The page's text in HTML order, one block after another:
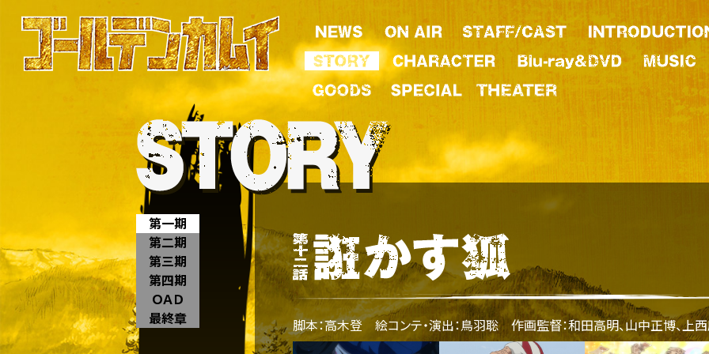
脚本：高木登 絵コンテ・演出：鳥羽聡 作画監督：和田高明、山中正博、上
第一期
第二期
第三期
第四期
ＯＡＤ
最終章